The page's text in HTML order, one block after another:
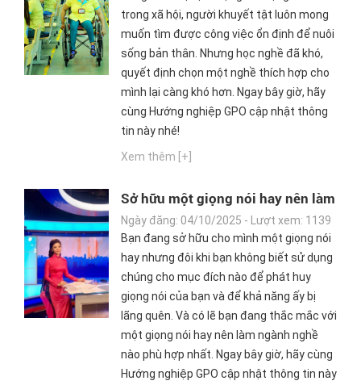
trong xã hội, người khuyết tật luôn mong
muốn tìm được công việc ổn định để nuôi
sống bản thân. Nhưng học nghề đã khó,
quyết định chọn một nghề thích hợp cho
mình lại càng khó hơn. Ngay bây giờ, hãy
cùng Hướng nghiệp GPO cập nhật thông
tin này nhé!
Xem thêm [+]
Sở hữu một giọng nói hay nên làm
nghề gì cho phù hợp?
Ngày đăng: 04/10/2025 - Lượt xem: 1139
Bạn đang sở hữu cho mình một giọng nói
hay nhưng đôi khi bạn không biết sử dụng
chúng cho mục đích nào để phát huy
giọng nói của bạn và để khả năng ấy bị
lãng quên. Và có lẽ bạn đang thắc mắc với
một giọng nói hay nên làm ngành nghề
nào phù hợp nhất. Ngay bây giờ, hãy cùng
Hướng nghiệp GPO cập nhật thông tin này